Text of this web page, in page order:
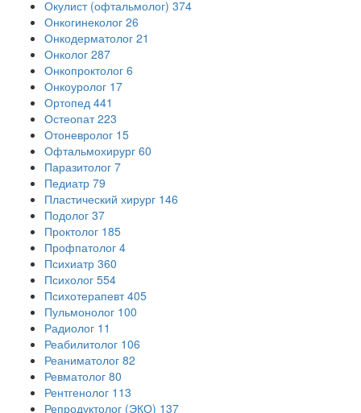
Окулист (офтальмолог) 374
Онкогинеколог 26
Онкодерматолог 21
Онколог 287
Онкопроктолог 6
Онкоуролог 17
Ортопед 441
Остеопат 223
Отоневролог 15
Офтальмохирург 60
Паразитолог 7
Педиатр 79
Пластический хирург 146
Подолог 37
Проктолог 185
Профпатолог 4
Психиатр 360
Психолог 554
Психотерапевт 405
Пульмонолог 100
Радиолог 11
Реабилитолог 106
Реаниматолог 82
Ревматолог 80
Рентгенолог 113
Репродуктолог (ЭКО) 137